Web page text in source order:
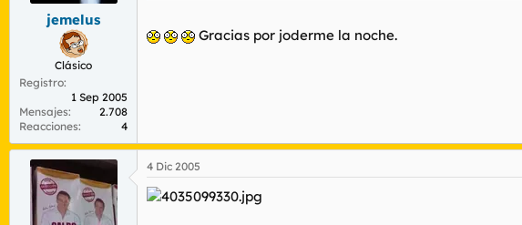
jemelus
Clásico
Registro
1 Sep 2005
Mensajes
2.708
Reacciones
4
Gracias por joderme la noche.
4 Dic 2005